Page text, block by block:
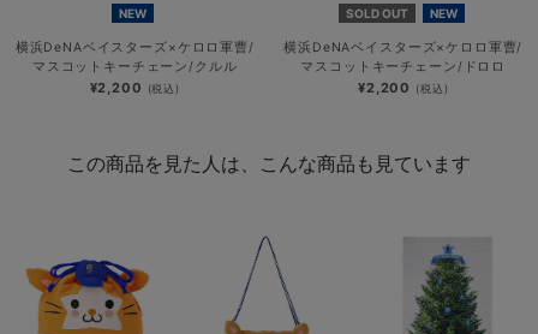
NEW
横浜DeNAベイスターズ×ケロロ軍曹/
マスコットキーチェーン/クルル
¥2,200 (税込)
SOLD OUT NEW
横浜DeNAベイスターズ×ケロロ軍曹/
マスコットキーチェーン/ドロロ
¥2,200 (税込)
この商品を見た人は、こんな商品も見ています